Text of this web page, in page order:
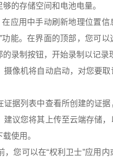
的存储空间和电池电量。
在应用中手动刷新地理位置
功能。在界面的顶部，您可
录制按钮，开始录制以记录
摄像机将自动启动，对您要
证据列表中查看所创建的证
议您将其上传至云端存储
使用。
您可以在“权利卫士”应用